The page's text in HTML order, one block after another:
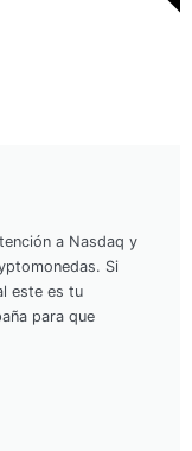
a Nasdaq y
Si
este es tu
para que